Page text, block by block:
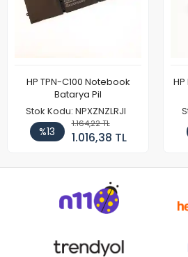
HP TPN-C100 Notebook
Batarya Pil
Stok Kodu: NPXZNZLRJI
%13
1.164,22 TL
1.016,38 TL
HP